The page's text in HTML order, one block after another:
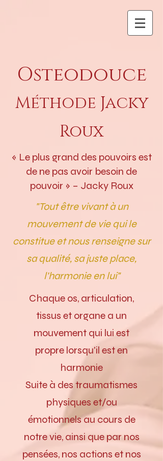
Osteodouce
Méthode Jacky
Roux
« Le plus grand des pouvoirs est
de ne pas avoir besoin de
pouvoir » – Jacky Roux
"Tout être vivant à un
mouvement de vie qui le
constitue et nous renseigne sur
sa qualité, sa juste place,
l'harmonie en lui"
Chaque os, articulation,
tissus et organe a un
mouvement qui lui est
propre lorsqu'il est en
harmonie
Suite à des traumatismes
physiques et/ou
émotionnels au cours de
notre vie, ainsi que par nos
pensées, nos actions et nos